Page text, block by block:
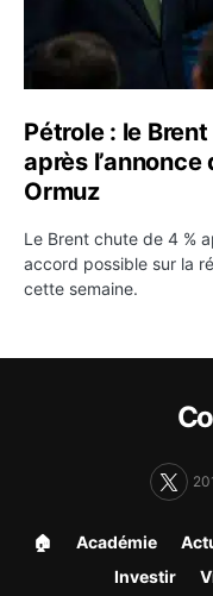
Pétrole : le
après
Ormuz
Le Brent chute de 4 %
accord possible sur la
cette semaine.
🏠︎ Académie
Investir